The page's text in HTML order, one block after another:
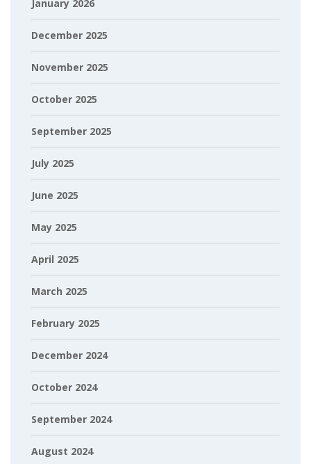
January 2026
December 2025
November 2025
October 2025
September 2025
July 2025
June 2025
May 2025
April 2025
March 2025
February 2025
December 2024
October 2024
September 2024
August 2024